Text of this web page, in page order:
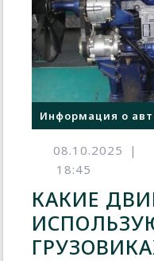
Информация о
08.10.2025 |
18:45
КАКИЕ